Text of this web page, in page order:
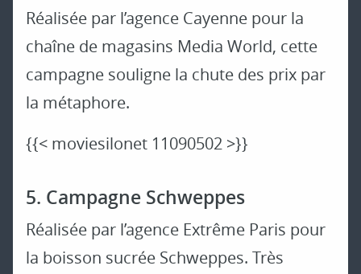
Réalisée par l’agence Cayenne pour la
chaîne de magasins Media World, cette
campagne souligne la chute des prix par
la métaphore.
{{< moviesilonet 11090502 >}}
5. Campagne Schweppes
Réalisée par l’agence Extrême Paris pour
la boisson sucrée Schweppes. Très